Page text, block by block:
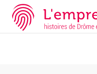
Array ( [slug] => document